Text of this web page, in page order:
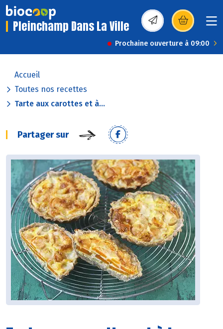
Pleinchamp Dans La Ville (s’ouvre dans une
Prochaine ouverture à 09:00
Accueil
Toutes nos recettes
Tarte aux carottes et à...
Partager sur